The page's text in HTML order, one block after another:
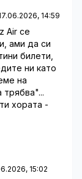
14:59
Air се
ами да си
билети,
ни като
на
хората -
15:02